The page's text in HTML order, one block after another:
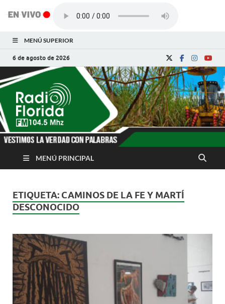
MENÚ SUPERIOR
6 de agosto de 2026
Radio Florida de
Cuba
Noticias y Actualidades de Florida, Camagüey,
MENÚ PRINCIPAL
ETIQUETA: CAMINOS DE LA FE Y MARTÍ
DESCONOCIDO